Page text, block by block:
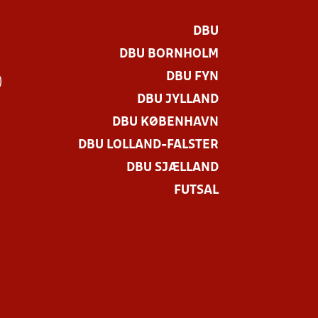
DBU
DBU BORNHOLM
DBU FYN
DBU JYLLAND
DBU KØBENHAVN
DBU LOLLAND-FALSTER
DBU SJÆLLAND
FUTSAL